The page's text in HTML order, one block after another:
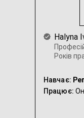
Halyna
Років
Навчає:
Працює: